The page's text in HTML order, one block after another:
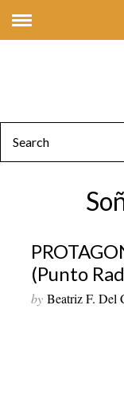
(Punto
by Beatriz F. Del